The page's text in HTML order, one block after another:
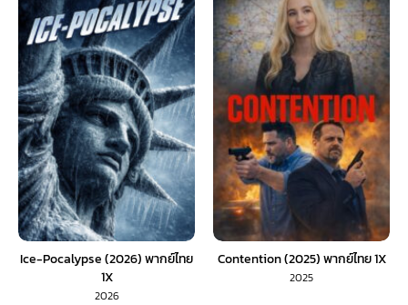
Ice-Pocalypse (2026) พากย์ไทย
1X
2026
Contention (2025) พากย์ไทย 1X
2025